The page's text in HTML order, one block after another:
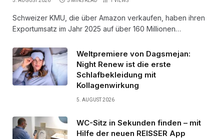
Schweizer KMU, die über Amazon verkaufen, haben ihren
Exportumsatz im Jahr 2025 auf über 160 Millionen…
Weltpremiere von Dagsmejan:
Night Renew ist die erste
Schlafbekleidung mit
Kollagenwirkung
5. AUGUST 2026
WC-Sitz in Sekunden finden – mit
Hilfe der neuen REISSER App